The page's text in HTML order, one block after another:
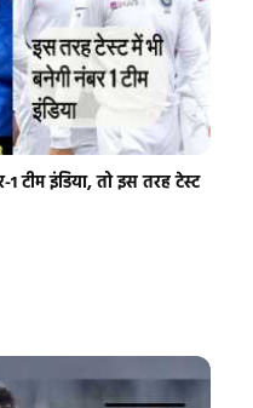
टीम इंडिया, तो इस तरह टेस्ट